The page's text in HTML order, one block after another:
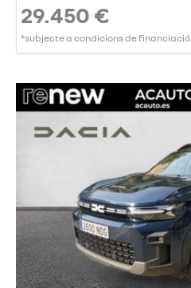
29.450 €
*subjecte a condicions de financiació